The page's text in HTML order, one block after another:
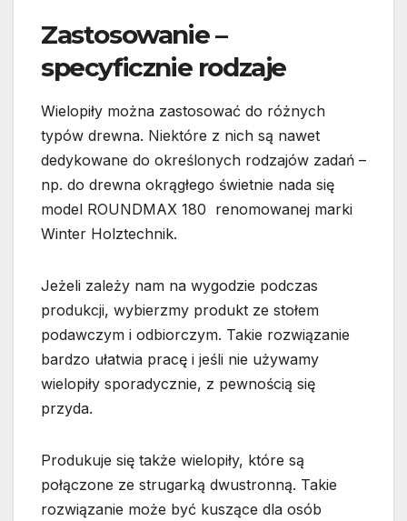
Zastosowanie –
specyficznie rodzaje
Wielopiły można zastosować do różnych
typów drewna. Niektóre z nich są nawet
dedykowane do określonych rodzajów zadań –
np. do drewna okrągłego świetnie nada się
model ROUNDMAX 180 renomowanej marki
Winter Holztechnik.
Jeżeli zależy nam na wygodzie podczas
produkcji, wybierzmy produkt ze stołem
podawczym i odbiorczym. Takie rozwiązanie
bardzo ułatwia pracę i jeśli nie używamy
wielopiły sporadycznie, z pewnością się
przyda.
Produkuje się także wielopiły, które są
połączone ze strugarką dwustronną. Takie
rozwiązanie może być kuszące dla osób